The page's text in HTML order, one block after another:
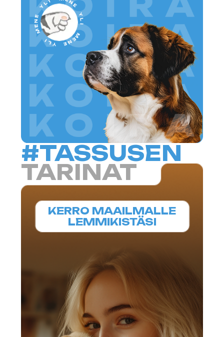
LISÄTIETOJA
OSIO
Opas pennun tai kissanpennun
ja hyödylliset tarkistuslistat: luettelon
kaikesta, mitä lemmikin muuttoon
tarvitset, rokotuskalenterin,
kokoelman turvallisia kasveja sekä
muita vinkkejä, jotka auttavat sinua
kasvattamaan terveellisen ja
onnellisen lemmikin.
APUA
OMISTAJILLE